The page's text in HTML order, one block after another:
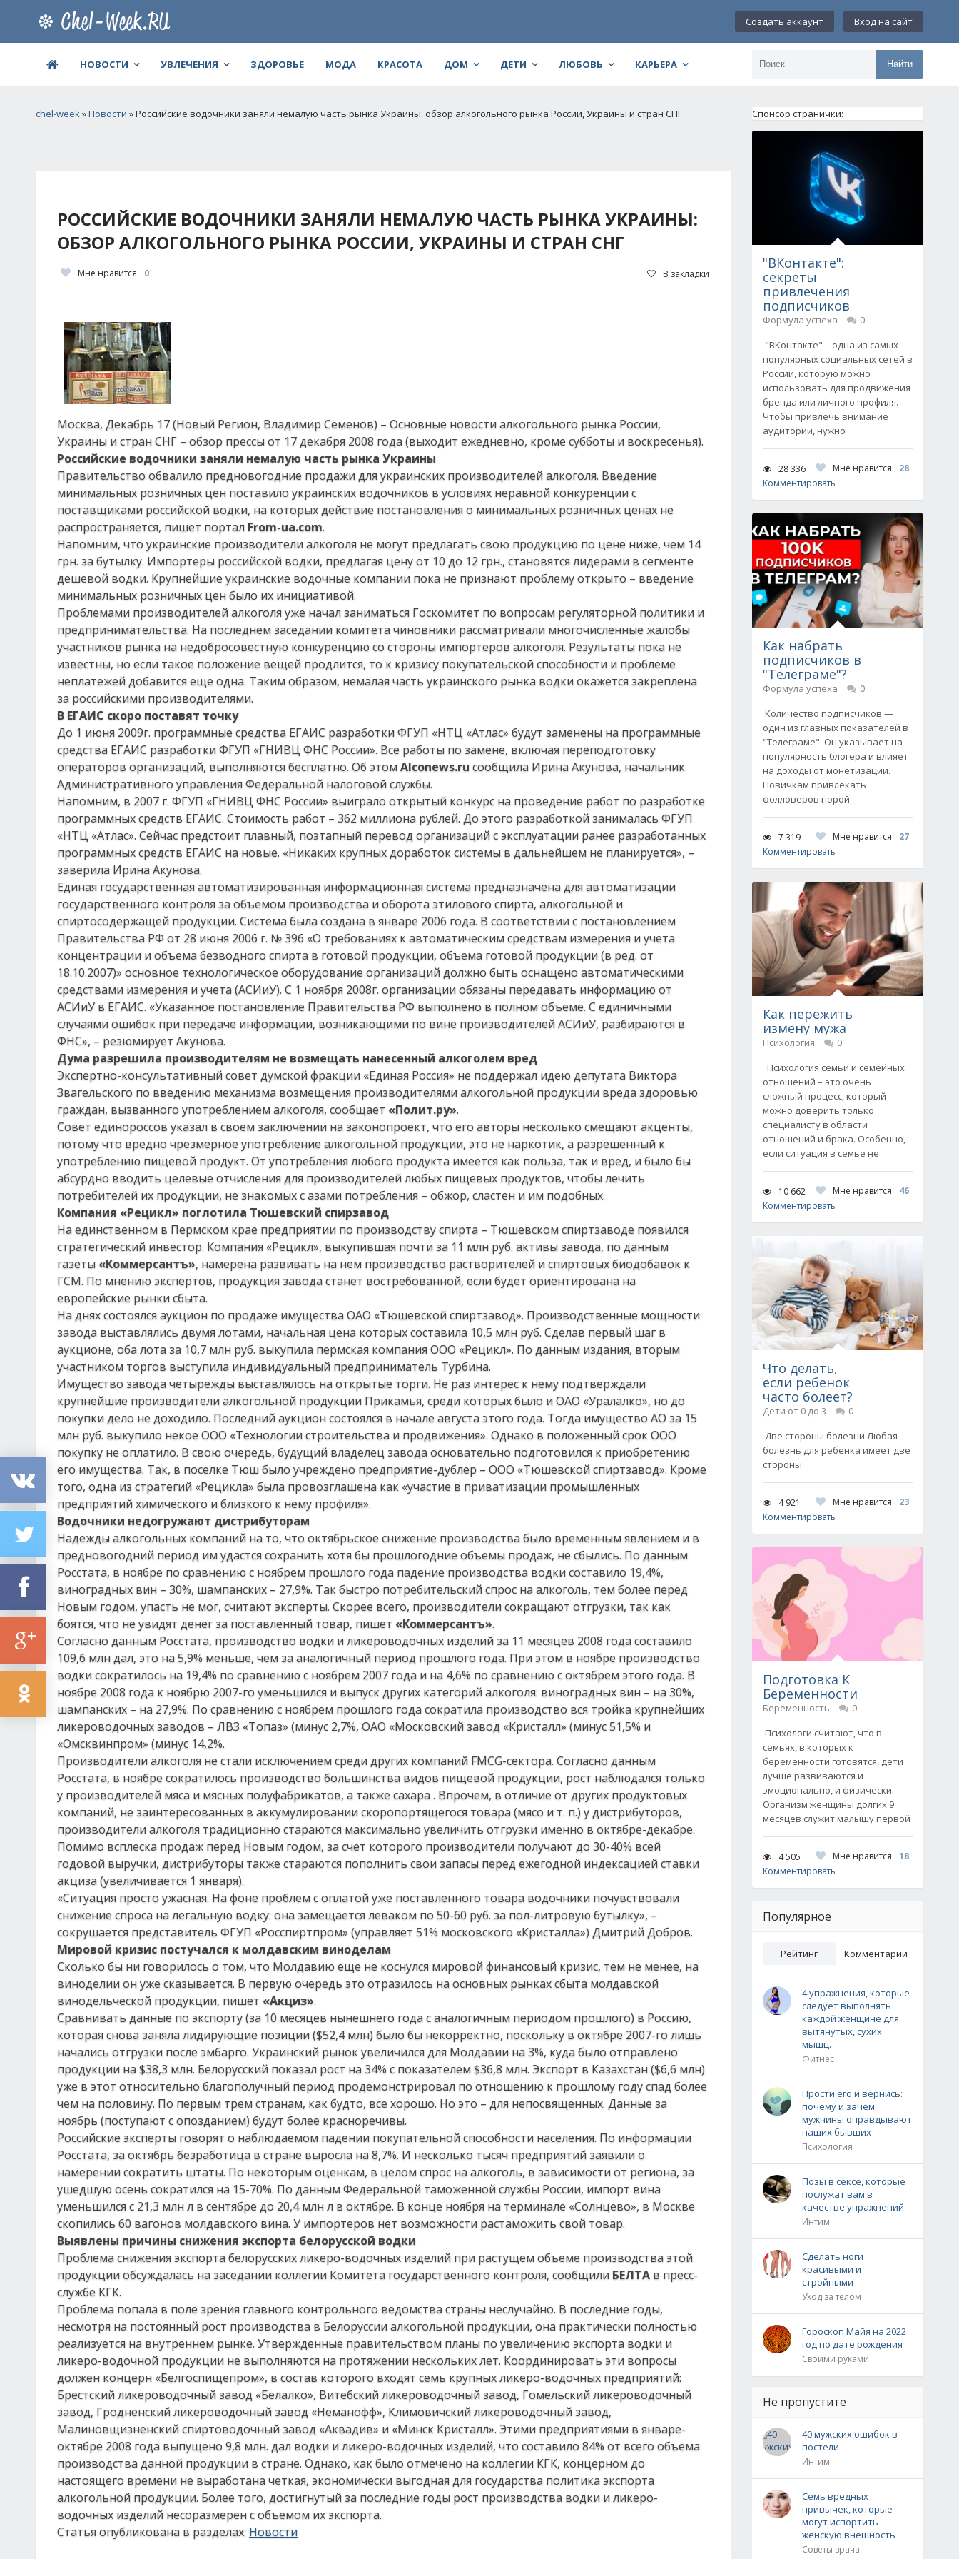
Создать аккаунт Вход на сайт
НОВОСТИ УВЛЕЧЕНИЯ ЗДОРОВЬЕ МОДА КРАСОТА ДОМ ДЕТИ ЛЮБОВЬ КАРЬЕРА Найти
chel-week»Новости » Российские водочники заняли немалую часть рынка Украины: обзор алкогольного рынка России, Украины и стран СНГ
РОССИЙСКИЕ ВОДОЧНИКИ ЗАНЯЛИ НЕМАЛУЮ ЧАСТЬ РЫНКА УКРАИНЫ:
ОБЗОР АЛКОГОЛЬНОГО РЫНКА РОССИИ, УКРАИНЫ И СТРАН СНГ
Мне нравится 0 В закладки
Москва, Декабрь 17 (Новый Регион, Владимир Семенов) – Основные новости алкогольного рынка России,
Украины и стран СНГ – обзор прессы от 17 декабря 2008 года (выходит ежедневно, кроме субботы и воскресенья).
Российские водочники заняли немалую часть рынка Украины
Правительство обвалило предновогодние продажи для украинских производителей алкоголя. Введение
минимальных розничных цен поставило украинских водочников в условиях неравной конкуренции с
поставщиками российской водки, на которых действие постановления о минимальных розничных ценах не
распространяется, пишет портал From-ua.com.
Напомним, что украинские производители алкоголя не могут предлагать свою продукцию по цене ниже, чем 14
грн. за бутылку. Импортеры российской водки, предлагая цену от 10 до 12 грн., становятся лидерами в сегменте
дешевой водки. Крупнейшие украинские водочные компании пока не признают проблему открыто – введение
минимальных розничных цен было их инициативой.
Проблемами производителей алкоголя уже начал заниматься Госкомитет по вопросам регуляторной политики и
предпринимательства. На последнем заседании комитета чиновники рассматривали многочисленные жалобы
участников рынка на недобросовестную конкуренцию со стороны импортеров алкоголя. Результаты пока не
известны, но если такое положение вещей продлится, то к кризису покупательской способности и проблеме
неплатежей добавится еще одна. Таким образом, немалая часть украинского рынка водки окажется закреплена
за российскими производителями.
В ЕГАИС скоро поставят точку
До 1 июня 2009г. программные средства ЕГАИС разработки ФГУП «НТЦ «Атлас» будут заменены на программные
средства ЕГАИС разработки ФГУП «ГНИВЦ ФНС России». Все работы по замене, включая переподготовку
операторов организаций, выполняются бесплатно. Об этомAlconews.ru сообщила Ирина Акунова, начальник
Административного управления Федеральной налоговой службы.
Напомним, в 2007 г. ФГУП «ГНИВЦ ФНС России» выиграло открытый конкурс на проведение работ по разработке
программных средств ЕГАИС. Стоимость работ – 362 миллиона рублей. До этого разработкой занималась ФГУП
«НТЦ «Атлас». Сейчас предстоит плавный, поэтапный перевод организаций с эксплуатации ранее разработанных
программных средств ЕГАИС на новые. «Никаких крупных доработок системы в дальнейшем не планируется», –
заверила Ирина Акунова.
Единая государственная автоматизированная информационная система предназначена для автоматизации
государственного контроля за объемом производства и оборота этилового спирта, алкогольной и
спиртосодержащей продукции. Система была создана в январе 2006 года. В соответствии с постановлением
Правительства РФ от 28 июня 2006 г. № 396 «О требованиях к автоматическим средствам измерения и учета
концентрации и объема безводного спирта в готовой продукции, объема готовой продукции (в ред. от
18.10.2007)» основное технологическое оборудование организаций должно быть оснащено автоматическими
средствами измерения и учета (АСИиУ). С 1 ноября 2008г. организации обязаны передавать информацию от
АСИиУ в ЕГАИС. «Указанное постановление Правительства РФ выполнено в полном объеме. С единичными
случаями ошибок при передаче информации, возникающими по вине производителей АСИиУ, разбираются в
ФНС», – резюмирует Акунова.
Дума разрешила производителям не возмещать нанесенный алкоголем вред
Экспертно-консультативный совет думской фракции «Единая Россия» не поддержал идею депутата Виктора
Звагельского по введению механизма возмещения производителями алкогольной продукции вреда здоровью
граждан, вызванного употреблением алкоголя, сообщает «Полит.ру».
Совет единороссов указал в своем заключении на законопроект, что его авторы несколько смещают акценты,
потому что вредно чрезмерное употребление алкогольной продукции, это не наркотик, а разрешенный к
употреблению пищевой продукт. От употребления любого продукта имеется как польза, так и вред, и было бы
абсурдно вводить целевые отчисления для производителей любых пищевых продуктов, чтобы лечить
потребителей их продукции, не знакомых с азами потребления – обжор, сластен и им подобных.
Компания «Рецикл» поглотила Тюшевский спирзавод
На единственном в Пермском крае предприятии по производству спирта – Тюшевском спиртзаводе появился
стратегический инвестор. Компания «Рецикл», выкупившая почти за 11 млн руб. активы завода, по данным
газеты «Коммерсантъ», намерена развивать на нем производство растворителей и спиртовых биодобавок к
ГСМ. По мнению экспертов, продукция завода станет востребованной, если будет ориентирована на
европейские рынки сбыта.
На днях состоялся аукцион по продаже имущества ОАО «Тюшевской спиртзавод». Производственные мощности
завода выставлялись двумя лотами, начальная цена которых составила 10,5 млн руб. Сделав первый шаг в
аукционе, оба лота за 10,7 млн руб. выкупила пермская компания ООО «Рецикл». По данным издания, вторым
участником торгов выступила индивидуальный предприниматель Турбина.
Имущество завода четырежды выставлялось на открытые торги. Не раз интерес к нему подтверждали
крупнейшие производители алкогольной продукции Прикамья, среди которых было и ОАО «Уралалко», но до
покупки дело не доходило. Последний аукцион состоялся в начале августа этого года. Тогда имущество АО за 15
млн руб. выкупило некое ООО «Технологии строительства и продвижения». Однако в положенный срок ООО
покупку не оплатило. В свою очередь, будущий владелец завода основательно подготовился к приобретению
его имущества. Так, в поселке Тюш было учреждено предприятие-дублер – ООО «Тюшевской спиртзавод». Кроме
того, одна из стратегий «Рецикла» была провозглашена как «участие в приватизации промышленных
предприятий химического и близкого к нему профиля».
Водочники недогружают дистрибуторам
Надежды алкогольных компаний на то, что октябрьское снижение производства было временным явлением и в
предновогодний период им удастся сохранить хотя бы прошлогодние объемы продаж, не сбылись. По данным
Росстата, в ноябре по сравнению с ноябрем прошлого года падение производства водки составило 19,4%,
виноградных вин – 30%, шампанских – 27,9%. Так быстро потребительский спрос на алкоголь, тем более перед
Новым годом, упасть не мог, считают эксперты. Скорее всего, производители сокращают отгрузки, так как
боятся, что не увидят денег за поставленный товар, пишет «Коммерсантъ».
Согласно данным Росстата, производство водки и ликероводочных изделий за 11 месяцев 2008 года составило
109,6 млн дал, это на 5,9% меньше, чем за аналогичный период прошлого года. При этом в ноябре производство
водки сократилось на 19,4% по сравнению с ноябрем 2007 года и на 4,6% по сравнению с октябрем этого года. В
ноябре 2008 года к ноябрю 2007-го уменьшился и выпуск других категорий алкоголя: виноградных вин – на 30%,
шампанских – на 27,9%. По сравнению с ноябрем прошлого года сократила производство вся тройка крупнейших
ликероводочных заводов – ЛВЗ «Топаз» (минус 2,7%, ОАО «Московский завод «Кристалл» (минус 51,5% и
«Омсквинпром» (минус 14,2%.
Производители алкоголя не стали исключением среди других компаний FMCG-сектора. Согласно данным
Росстата, в ноябре сократилось производство большинства видов пищевой продукции, рост наблюдался только
у производителей мяса и мясных полуфабрикатов, а также сахара . Впрочем, в отличие от других продуктовых
компаний, не заинтересованных в аккумулировании скоропортящегося товара (мясо и т. п.) у дистрибуторов,
производители алкоголя традиционно стараются максимально увеличить отгрузки именно в октябре-декабре.
Помимо всплеска продаж перед Новым годом, за счет которого производители получают до 30-40% всей
годовой выручки, дистрибуторы также стараются пополнить свои запасы перед ежегодной индексацией ставки
акциза (увеличивается 1 января).
«Ситуация просто ужасная. На фоне проблем с оплатой уже поставленного товара водочники почувствовали
снижение спроса на легальную водку: она замещается леваком по 50-60 руб. за пол-литровую бутылку», –
сокрушается представитель ФГУП «Росспиртпром» (управляет 51% московского «Кристалла») Дмитрий Добров.
Мировой кризис постучался к молдавским виноделам
Сколько бы ни говорилось о том, что Молдавию еще не коснулся мировой финансовый кризис, тем не менее, на
виноделии он уже сказывается. В первую очередь это отразилось на основных рынках сбыта молдавской
винодельческой продукции, пишет «Акциз».
Сравнивать данные по экспорту (за 10 месяцев нынешнего года с аналогичным периодом прошлого) в Россию,
которая снова заняла лидирующие позиции ($52,4 млн) было бы некорректно, поскольку в октябре 2007-го лишь
начались отгрузки после эмбарго. Украинский рынок увеличился для Молдавии на 3%, куда было отправлено
продукции на $38,3 млн. Белорусский показал рост на 34% с показателем $36,8 млн. Экспорт в Казахстан ($6,6 млн)
уже в этот относительно благополучный период продемонстрировал по отношению к прошлому году спад более
чем на половину. По первым трем странам, как будто, все хорошо. Но это – для непосвященных. Данные за
ноябрь (поступают с опозданием) будут более красноречивы.
Российские эксперты говорят о наблюдаемом падении покупательной способности населения. По информации
Росстата, за октябрь безработица в стране выросла на 8,7%. И несколько тысяч предприятий заявили о
намерении сократить штаты. По некоторым оценкам, в целом спрос на алкоголь, в зависимости от региона, за
ушедшую осень сократился на 15-70%. По данным Федеральной таможенной службы России, импорт вина
уменьшился с 21,3 млн л в сентябре до 20,4 млн л в октябре. В конце ноября на терминале «Солнцево», в Москве
скопились 60 вагонов молдавского вина. У импортеров нет возможности растаможить свой товар.
Выявлены причины снижения экспорта белорусской водки
Проблема снижения экспорта белорусских ликеро-водочных изделий при растущем объеме производства этой
продукции обсуждалась на заседании коллегии Комитета государственного контроля, сообщили БЕЛТА в пресс-
службе КГК.
Проблема попала в поле зрения главного контрольного ведомства страны неслучайно. В последние годы,
несмотря на постоянный рост производства в Белоруссии алкогольной продукции, она практически полностью
реализуется на внутреннем рынке. Утвержденные правительством планы по увеличению экспорта водки и
ликеро-водочной продукции не выполняются на протяжении нескольких лет. Координировать эти вопросы
должен концерн «Белгоспищепром», в состав которого входят семь крупных ликеро-водочных предприятий:
Брестский ликероводочный завод «Белалко», Витебский ликероводочный завод, Гомельский ликероводочный
завод, Гродненский ликероводочный завод «Неманофф», Климовичский ликероводочный завод,
Малиновщизненский спиртоводочный завод «Аквадив» и «Минск Кристалл». Этими предприятиями в январе-
октябре 2008 года выпущено 9,8 млн. дал водки и ликеро-водочных изделий, что составило 84% от всего объема
производства данной продукции в стране. Однако, как было отмечено на коллегии КГК, концерном до
настоящего времени не выработана четкая, экономически выгодная для государства политика экспорта
алкогольной продукции. Более того, достигнутый за последние годы рост производства водки и ликеро-
водочных изделий несоразмерен с объемом их экспорта.
Статья опубликована в разделах: Новости
Спонсор странички:
"ВКонтакте":
секреты
привлечения
подписчиков
Формула успеха
0
"ВКонтакте" – одна из самых
популярных социальных сетей в
России, которую можно
использовать для продвижения
бренда или личного профиля.
Чтобы привлечь внимание
аудитории, нужно
28 336 Мне нравится
28
Комментировать
Как набрать
подписчиков в
"Телеграме"?
Формула успеха
0
Количество подписчиков —
один из главных показателей в
"Телеграме". Он указывает на
популярность блогера и влияет
на доходы от монетизации.
Новичкам привлекать
фолловеров порой
7 319 Мне нравится
27
Комментировать
Как пережить
измену мужа
Психология
0
Психология семьи и семейных
отношений – это очень
сложный процесс, который
можно доверить только
специалисту в области
отношений и брака. Особенно,
если ситуация в семье не
10 662 Мне нравится
46
Комментировать
Что делать,
если ребенок
часто болеет?
Дети от 0 до 3
0
Две стороны болезни Любая
болезнь для ребенка имеет две
стороны.
4 921 Мне нравится
23
Комментировать
Подготовка К
Беременности
Беременность
0
Психологи считают, что в
семьях, в которых к
беременности готовятся, дети
лучше развиваются и
эмоционально, и физически.
Организм женщины долгих 9
месяцев служит малышу первой
4 505 Мне нравится
18
Комментировать
Популярное
Рейтинг Комментарии
4 упражнения, которые
следует выполнять
каждой женщине для
вытянутых, сухих
мышц.
Фитнес
Прости его и вернись:
почему и зачем
мужчины оправдывают
наших бывших
Психология
Позы в сексе, которые
послужат вам в
качестве упражнений
Интим
Сделать ноги
красивыми и
стройными
Уход за телом
Гороскоп Майя на 2022
год по дате рождения
Своими руками
Не пропустите
40 мужских ошибок в
постели
Интим
Семь вредных
привычек, которые
могут испортить
женскую внешность
Советы врача